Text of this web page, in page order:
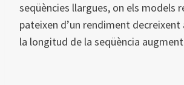
seqüències llargues, on els models
pateixen d’un rendiment decreixent
la longitud de la seqüència